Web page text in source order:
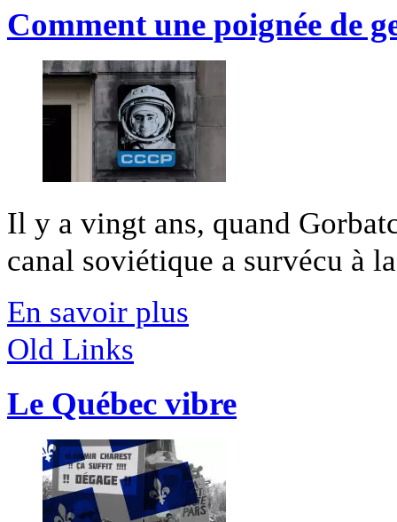
Comment une poignée de
Il y a vingt ans, quand
canal soviétique a survécu à
En savoir plus
Old Links
Le Québec vibre